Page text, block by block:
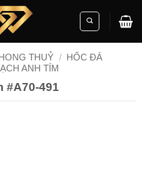
THUỶ / HỐC ĐÁ
ANH TÍM
#A70-491